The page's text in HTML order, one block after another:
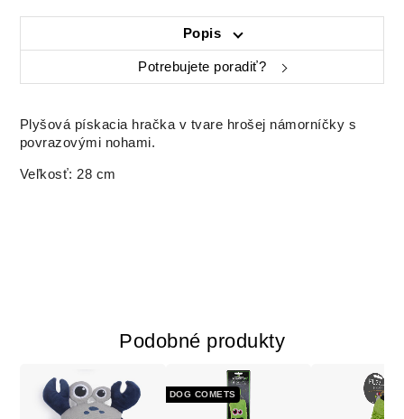
Popis
Potrebujete poradiť?
Plyšová pískacia hračka v tvare hrošej námorníčky s
povrazovými nohami.
Veľkosť: 28 cm
Podobné produkty
DOG COMETS